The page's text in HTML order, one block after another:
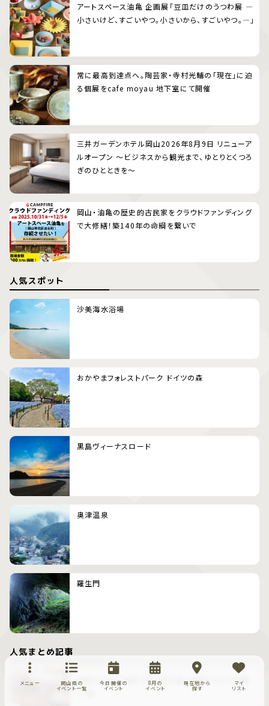
アートスペース油亀 企画展「豆皿だけのうつわ展 ―
小さいけど、すごいやつ。小さいから、すごいやつ。―」
常に最高到達点へ。陶芸家・寺村光輔の「現在」に迫
る個展をcafe moyau 地下室にて開催
三井ガーデンホテル岡山2026年8月9日 リニューア
ルオープン 〜ビジネスから観光まで、ゆとりとくつろ
ぎのひとときを〜
岡山・油亀の歴史的古民家をクラウドファンディング
で大修繕！築140年の命綱を繋いで
人気スポット
沙美海水浴場
おかやまフォレストパーク ドイツの森
黒島ヴィーナスロード
奥津温泉
羅生門
人気まとめ記事
家族みんなで満足！岡山県の食べ放題スポット特集
17選
メニュー
岡山県の
イベント一覧
今日開催の
イベント
8月の
イベント
現在地から
探す
マイ
リスト